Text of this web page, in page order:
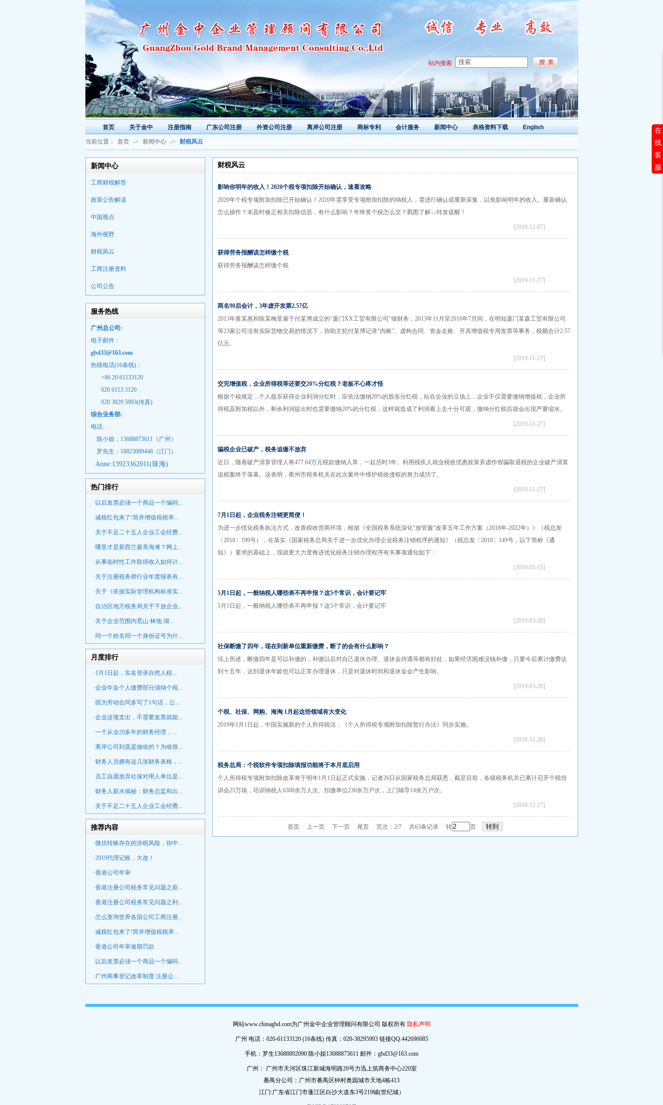
在
线
客
服
站内搜索
首页 关于金中 注册指南 广东公司注册 外资公司注册 离岸公司注册 商标专利 会计服务 新闻中心 表格资料下载 English
当前位置： 首页 -> 新闻中心 -> 财税风云
新闻中心
工商财税解答
政策公告解读
中国视点
海外视野
财税风云
工商注册资料
公司公告
服务热线
广州总公司:
电子邮件：
gbd33@163.com
热线电话(16条线)：
+86 20 61133120
020 6113 3120
020 3829 5993(传真)
综合业务部:
电话:
陈小姐：13688873611（广州）
罗先生：18823089448（江门）
Anne:13923362011(珠海)
热门排行
·以后发票必须一个商品一个编码...
·减税红包来了!简并增值税税率...
·关于不足二十五人企业工会经费...
·哪里才是新西兰最美海滩？网上...
·从事临时性工作取得收入如何计...
·关于注册税务师行业年度报表有...
·关于《依据实际管理机构标准实...
·自治区地方税务局关于下放企业...
·关于企业范围内荒山 林地 湖...
·同一个姓名同一个身份证号为什...
月度排行
·1月1日起，实名登录自然人税...
·企业年金个人缴费部分须纳个税...
·因为劳动合同多写了1句话，公...
·企业这项支出，不需要发票就能...
·一个从业20多年的财务经理，...
·离岸公司到底是做啥的？为啥很...
·财务人员拥有这几张财务表格，...
·员工自愿放弃社保对用人单位是...
·财务人薪水揭秘：财务总监和出...
·关于不足二十五人企业工会经费...
推荐内容
·微信转账存在的涉税风险，你中...
·2019代理记账，大改！
·香港公司年审
·香港注册公司税务常见问题之薪...
·香港注册公司税务常见问题之利...
·怎么查询世界各国公司工商注册...
·减税红包来了!简并增值税税率...
·香港公司年审逾期罚款
·以后发票必须一个商品一个编码...
·广州商事登记改革制度 注册公...
财税风云
影响你明年的收入！2020个税专项扣除开始确认，速看攻略
2020年个税专项附加扣除已开始确认！2020年需享受专项附加扣除的纳税人，需进行确认或重新采集，以免影响明年的收入。重新确认
怎么操作？未及时修正相关扣除信息，有什么影响？年终奖个税怎么交？戳图了解↓↓转发提醒！
[2019-12-07]
获得劳务报酬该怎样缴个税
获得劳务报酬该怎样缴个税
[2019-11-27]
两名90后会计，3年虚开发票2.57亿
2013年黄某惠和陈某梅受雇于付某博成立的“厦门XX工贸有限公司”做财务，2013年11月至2016年7月间，在明知厦门某森工贸有限公司
等23家公司没有实际货物交易的情况下，协助主犯付某博记录“内账”、虚构合同、资金走账、开具增值税专用发票等事务，税额合计2.57
亿元。
[2019-11-27]
交完增值税，企业所得税等还要交20%分红税？老板不心疼才怪
根据个税规定，个人股东获得企业利润分红时，应依法缴纳20%的股东分红税，站在企业的立场上，企业不仅需要缴纳增值税，企业所
得税及附加税以外，剩余利润提出时也需要缴纳20%的分红税，这样就造成了利润看上去十分可观，缴纳分红税后就会出现严重缩水。
[2019-11-27]
骗税企业已破产，税务追缴不放弃
近日，随着破产清算管理人将477.64万元税款缴纳入库，一起历时3年、利用残疾人就业税收优惠政策弄虚作假骗取退税的企业破产清算
追税案终于落幕。这表明，衢州市税务机关在此次案件中维护税收债权的努力成功了。
[2019-11-27]
7月1日起，企业税务注销更简便！
为进一步优化税务执法方式，改善税收营商环境，根据《全国税务系统深化“放管服”改革五年工作方案（2018年-2022年）》（税总发
〔2018〕199号），在落实《国家税务总局关于进一步优化办理企业税务注销程序的通知》（税总发〔2018〕149号，以下简称《通
知》）要求的基础上，现就更大力度推进优化税务注销办理程序有关事项通知如下：
[2019-05-15]
5月1日起，一般纳税人哪些表不再申报？这5个常识，会计要记牢
5月1日起，一般纳税人哪些表不再申报？这5个常识，会计要记牢
[2019-03-28]
社保断缴了四年，现在到新单位重新缴费，断了的会有什么影响？
综上所述，断缴四年是可以补缴的，补缴以后对自己退休办理、退休金待遇等都有好处，如果经济困难没钱补缴，只要今后累计缴费达
到十五年，达到退休年龄也可以正常办理退休，只是对退休时间和退休金会产生影响。
[2019-03-28]
个税、社保、网购、海淘 1月起这些领域有大变化
2019年1月1日起，中国实施新的个人所得税法，《个人所得税专项附加扣除暂行办法》同步实施。
[2018-12-28]
税务总局：个税软件专项扣除填报功能将于本月底启用
个人所得税专项附加扣除改革将于明年1月1日起正式实施，记者26日从国家税务总局获悉，截至目前，各级税务机关已累计召开个税培
训会25万场，培训纳税人6300余万人次、扣缴单位230余万户次，上门辅导14余万户次。
[2018-12-27]
首页 上一页 下一页 尾页页次：2/7 共63条记录 转 页
网站www.chinagbd.com为广州金中企业管理顾问有限公司 版权所有 隐私声明
广州 电话：020-61133120 (16条线) 传真：020-38295993 链接QQ:442696085
手机：罗生13688892090 陈小姐13688873611 邮件：gbd33@163.com
广州： 广州市天河区珠江新城海明路20号力迅上筑商务中心220室
番禺分公司：广州市番禺区钟村奥园城市天地4栋413
江门:广东省江门市蓬江区白沙大道东3号219铺(世纪城）